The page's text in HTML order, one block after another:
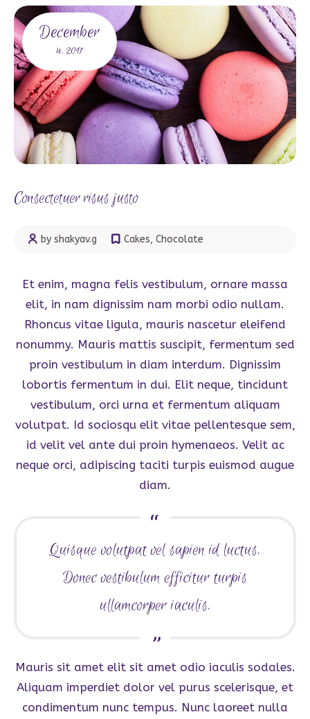
December
4, 2017
Consectetuer risus justo
by shakyav.g Cakes, Chocolate
Et enim, magna felis vestibulum, ornare massa
elit, in nam dignissim nam morbi odio nullam.
Rhoncus vitae ligula, mauris nascetur eleifend
nonummy. Mauris mattis suscipit, fermentum sed
proin vestibulum in diam interdum. Dignissim
lobortis fermentum in dui. Elit neque, tincidunt
vestibulum, orci urna et fermentum aliquam
volutpat. Id sociosqu elit vitae pellentesque sem,
id velit vel ante dui proin hymenaeos. Velit ac
neque orci, adipiscing taciti turpis euismod augue
diam.
Quisque volutpat vel sapien id luctus.
Donec vestibulum efficitur turpis
ullamcorper iaculis.
Mauris sit amet elit sit amet odio iaculis sodales.
Aliquam imperdiet dolor vel purus scelerisque, et
condimentum nunc tempus. Nunc laoreet nulla